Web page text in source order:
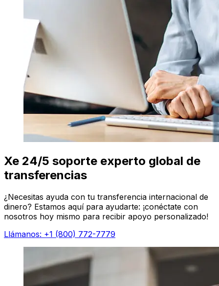
Xe 24/5 soporte experto global de
transferencias
¿Necesitas ayuda con tu transferencia internacional de
dinero? Estamos aquí para ayudarte: ¡conéctate con
nosotros hoy mismo para recibir apoyo personalizado!
Llámanos: +1 (800) 772-7779